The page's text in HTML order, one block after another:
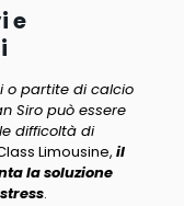
e
o partite di calcio
Siro può essere
difficoltà di
Limousine, il
la soluzione
.